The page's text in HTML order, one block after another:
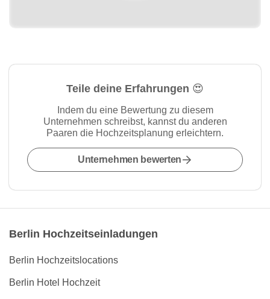
Teile deine Erfahrungen 😍
Indem du eine Bewertung zu diesem
Unternehmen schreibst, kannst du anderen
Paaren die Hochzeitsplanung erleichtern.
Unternehmen bewerten
Berlin Hochzeitseinladungen
Berlin Hochzeitslocations
Berlin Hotel Hochzeit